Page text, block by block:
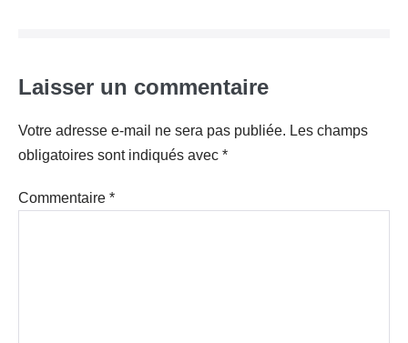
Laisser un commentaire
Votre adresse e-mail ne sera pas publiée. Les champs
obligatoires sont indiqués avec *
Commentaire *